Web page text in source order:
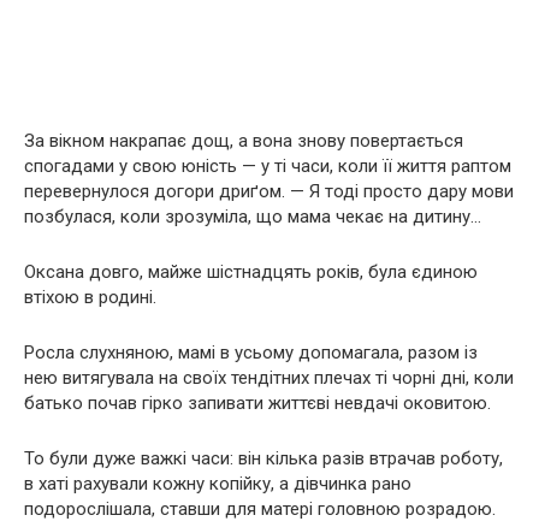
За вікном накрапає дощ, а вона знову повертається
спогадами у свою юність — у ті часи, коли її життя раптом
перевернулося догори дриґом. — Я тоді просто дару мови
позбулася, коли зрозуміла, що мама чекає на дитину…
Оксана довго, майже шістнадцять років, була єдиною
втіхою в родині.
Росла слухняною, мамі в усьому допомагала, разом із
нею витягувала на своїх тендітних плечах ті чорні дні, коли
батько почав гірко запивати життєві невдачі оковитою.
То були дуже важкі часи: він кілька разів втрачав роботу,
в хаті рахували кожну копійку, а дівчинка рано
подорослішала, ставши для матері головною розрадою.